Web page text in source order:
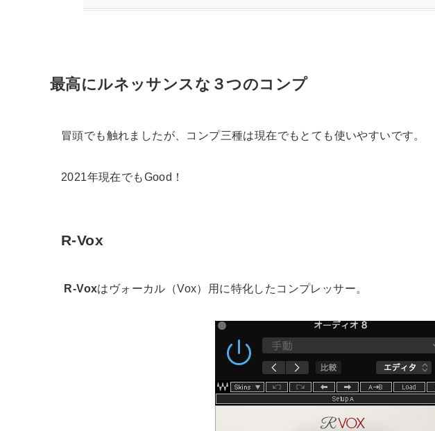
最高にルネッサンスな３つのコンプ
冒頭でも触れましたが、コンプ三種は現在でもとても使いやすいです。
2021年現在でもGood！
R-Vox
R-Voxはヴォーカル（Vox）用に特化したコンプレッサー。